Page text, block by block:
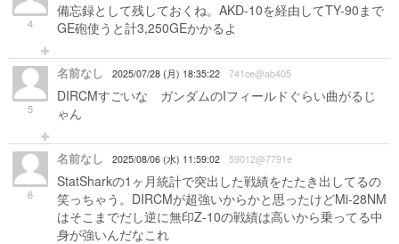
4
備忘録として残しておくね。AKD-10を経由してTY-90まで
GE砲使うと計3,250GEかかるよ
5
名前なし 2025/07/28 (月) 18:35:22 741ce@ab405
DIRCMすごいな ガンダムのIフィールドぐらい曲がるじ
ゃん
6
名前なし 2025/08/06 (水) 11:59:02 59012@7791e
StatSharkの1ヶ月統計で突出した戦績をたたき出してるの
笑っちゃう。DIRCMが超強いからかと思ったけどMi-28NM
はそこまでだし逆に無印Z-10の戦績は高いから乗ってる中
身が強いんだなこれ